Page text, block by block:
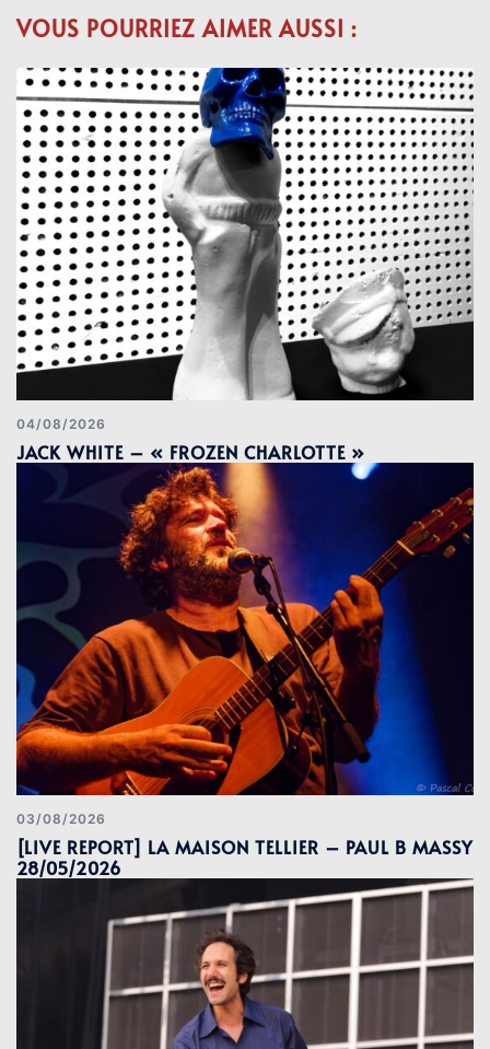
VOUS POURRIEZ AIMER AUSSI :
04/08/2026
JACK WHITE – « FROZEN CHARLOTTE »
03/08/2026
[LIVE REPORT] LA MAISON TELLIER – PAUL B MASSY
28/05/2026